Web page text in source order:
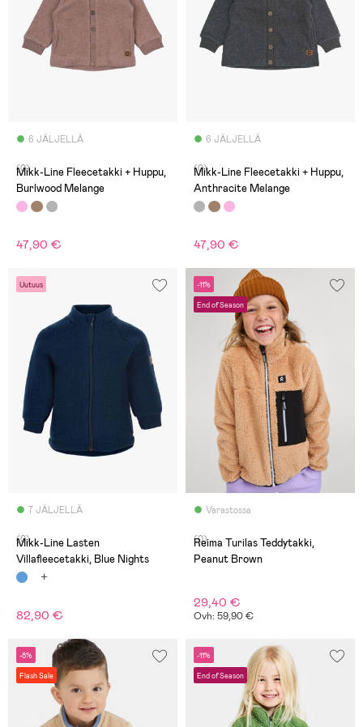
6 JÄLJELLÄ
(0)
Mikk-Line Fleecetakki + Huppu,
Burlwood Melange
47,90 €
6 JÄLJELLÄ
(0)
Mikk-Line Fleecetakki + Huppu,
Anthracite Melange
47,90 €
Uutuus
7 JÄLJELLÄ
(0)
Mikk-Line Lasten
Villafleecetakki, Blue Nights
82,90 €
-11%
End of Season
Varastossa
(0)
Reima Turilas Teddytakki,
Peanut Brown
29,40 €
Ovh: 59,90 €
-8%
Flash Sale
-11%
End of Season